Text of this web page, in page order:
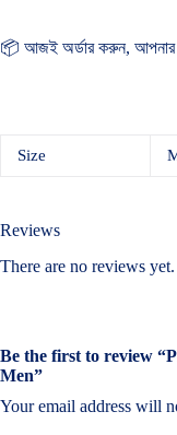
📦 আজই অর্ডার করুন, আপনার
Size
Reviews
There are no reviews yet.
Be the first to review
Men”
Your email address will